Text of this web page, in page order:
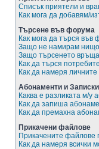
Списък приятели и
Как мога да добавям/
Търсене във форума
Как мога да търся във
Защо не намирам
Защо търсенето
Как да търся
Как да намеря
Абонаменти и Записки
Каква е разликата м/у
Как да запиша
Как да премахна
Прикачени файлове
Прикачените файлове
Как да намеря всички